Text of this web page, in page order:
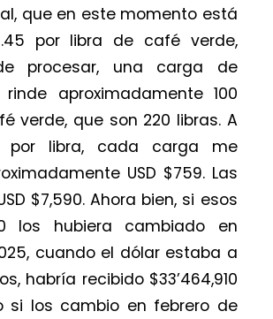
que en este momento está
por libra de café verde,
procesar, una carga de
rinde aproximadamente 100
verde, que son 220 libras. A
por libra, cada carga me
USD $759. Las
$7,590. Ahora bien, si esos
los hubiera cambiado en
cuando el dólar estaba a
habría recibido $33’464,910
si los cambio en febrero de